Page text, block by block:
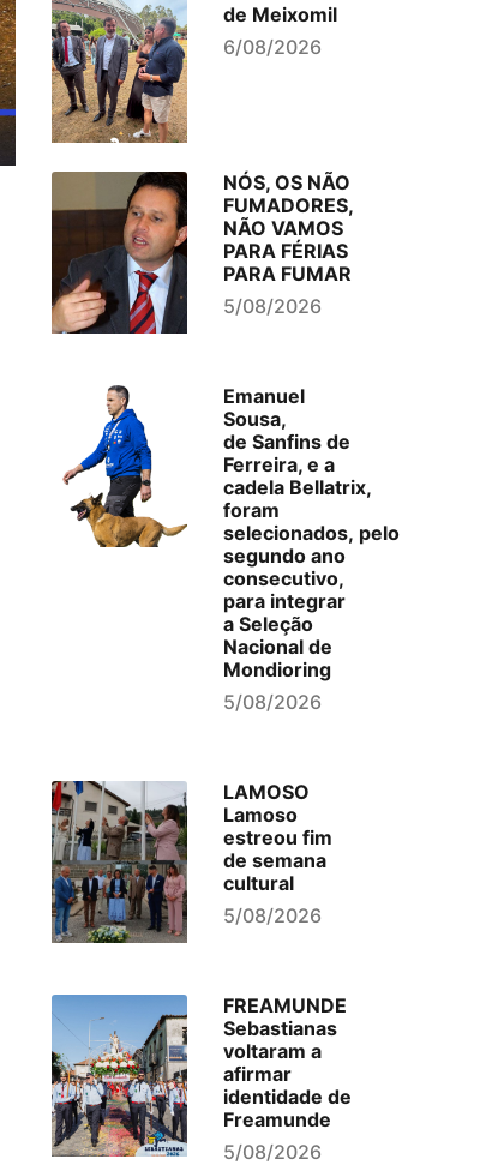
de Meixomil
6/08/2026
NÓS, OS NÃO
FUMADORES,
NÃO VAMOS
PARA FÉRIAS
PARA FUMAR
5/08/2026
Emanuel
Sousa,
de Sanfins de
Ferreira, e a
cadela Bellatrix,
foram
selecionados, pelo
segundo ano
consecutivo,
para integrar
a Seleção
Nacional de
Mondioring
5/08/2026
LAMOSO
Lamoso
estreou fim
de semana
cultural
5/08/2026
FREAMUNDE
Sebastianas
voltaram a
afirmar
identidade de
Freamunde
5/08/2026